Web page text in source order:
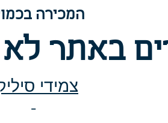
המכירה
באתר
צמידי
-